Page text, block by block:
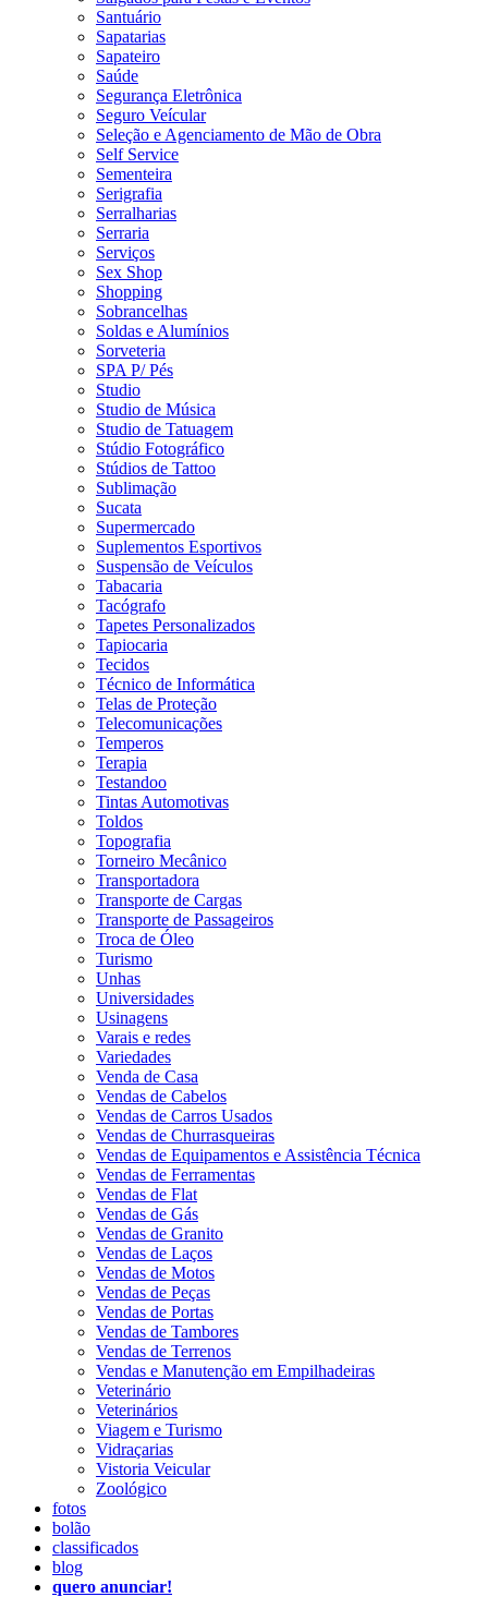
Santuário
Sapatarias
Sapateiro
Saúde
Segurança Eletrônica
Seguro Veícular
Seleção e Agenciamento de Mão de Obra
Self Service
Sementeira
Serigrafia
Serralharias
Serraria
Serviços
Sex Shop
Shopping
Sobrancelhas
Soldas e Alumínios
Sorveteria
SPA P/ Pés
Studio
Studio de Música
Studio de Tatuagem
Stúdio Fotográfico
Stúdios de Tattoo
Sublimação
Sucata
Supermercado
Suplementos Esportivos
Suspensão de Veículos
Tabacaria
Tacógrafo
Tapetes Personalizados
Tapiocaria
Tecidos
Técnico de Informática
Telas de Proteção
Telecomunicações
Temperos
Terapia
Testandoo
Tintas Automotivas
Toldos
Topografia
Torneiro Mecânico
Transportadora
Transporte de Cargas
Transporte de Passageiros
Troca de Óleo
Turismo
Unhas
Universidades
Usinagens
Varais e redes
Variedades
Venda de Casa
Vendas de Cabelos
Vendas de Carros Usados
Vendas de Churrasqueiras
Vendas de Equipamentos e Assistência Técnica
Vendas de Ferramentas
Vendas de Flat
Vendas de Gás
Vendas de Granito
Vendas de Laços
Vendas de Motos
Vendas de Peças
Vendas de Portas
Vendas de Tambores
Vendas de Terrenos
Vendas e Manutenção em Empilhadeiras
Veterinário
Veterinários
Viagem e Turismo
Vidraçarias
Vistoria Veicular
Zoológico
fotos
bolão
classificados
blog
quero anunciar!